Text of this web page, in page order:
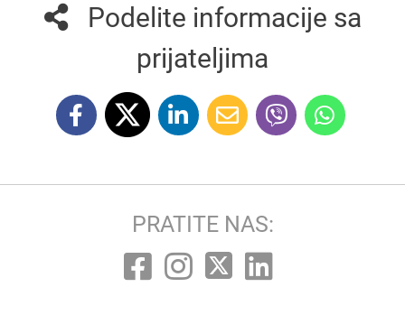
Podelite informacije sa
prijateljima
PRATITE NAS: